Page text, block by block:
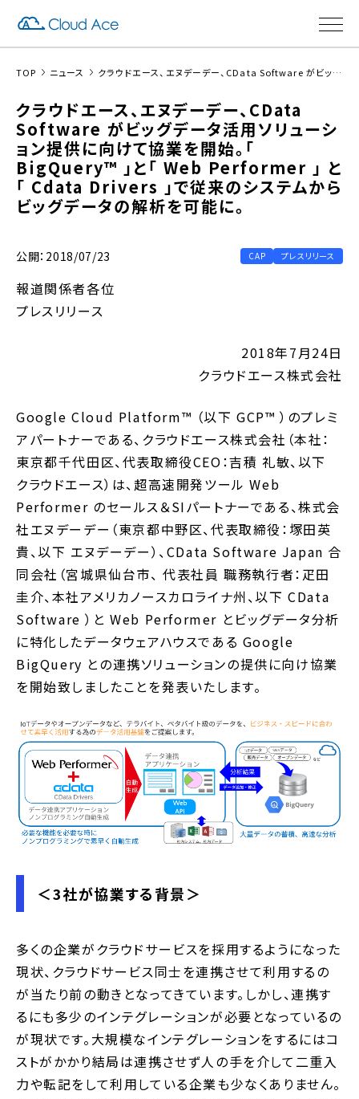
TOP ニュース クラウドエース、エヌデーデー、CData Software がビッグデータ活用ソリューション提供に向けて協業を開始。「 BigQuery™ 」と「 Web Performer 」 と 「 Cdata Drivers 」で従来のシステムからビッグデータの解析を可能に。
クラウドエース、エヌデーデー、CData
Software がビッグデータ活用ソリューシ
ョン提供に向けて協業を開始。「
BigQuery™ 」と「 Web Performer 」 と
「 Cdata Drivers 」で従来のシステムから
ビッグデータの解析を可能に。
公開：2018/07/23 CAP プレスリリース
報道関係者各位
プレスリリース
2018年7月24日
クラウドエース株式会社
Google Cloud Platform™ （以下 GCP™ ）のプレミ
アパートナーである、クラウドエース株式会社（本社：
東京都千代田区、代表取締役CEO：吉積 礼敏、以下
クラウドエース）は、超高速開発ツール Web
Performer のセールス＆SIパートナーである、株式会
社エヌデーデー（東京都中野区、代表取締役：塚田英
貴、以下 エヌデーデー）、CData Software Japan 合
同会社（宮城県仙台市、 代表社員 職務執行者：疋田
圭介、本社アメリカノースカロライナ州、以下 CData
Software ）と Web Performer とビッグデータ分析
に特化したデータウェアハウスである Google
BigQuery との連携ソリューションの提供に向け協業
を開始致しましたことを発表いたします。
＜3社が協業する背景＞
多くの企業がクラウドサービスを採用するようになった
現状、クラウドサービス同士を連携させて利用するの
が当たり前の動きとなってきています。しかし、連携す
るにも多少のインテグレーションが必要となっているの
が現状です。大規模なインテグレーションをするにはコ
ストがかかり結局は連携させず人の手を介して二重入
力や転記をして利用している企業も少なくありません。